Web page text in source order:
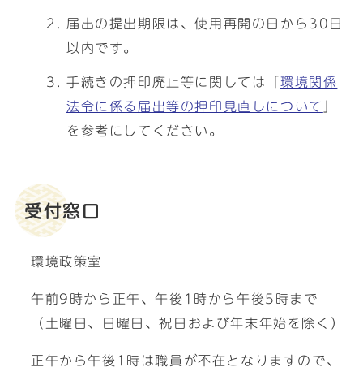
届出の提出期限は、使用再開の日から30日
以内です。
手続きの押印廃止等に関しては「 環境関係
法令に係る届出等の押印見直しについて
を参考にしてください。
受付窓口
環境政策室
午前9時から正午、午後1時から午後5時まで
（土曜日、日曜日、祝日および年末年始を除く）
正午から午後1時は職員が不在となりますので、